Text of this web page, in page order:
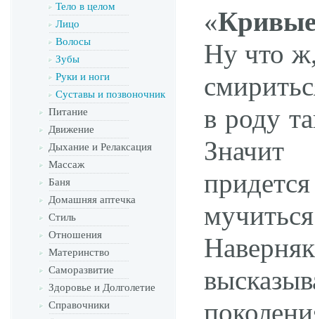
Тело в целом
Лицо
Волосы
Зубы
Руки и ноги
Суставы и позвоночник
Питание
Движение
Дыхание и Релаксация
Массаж
Баня
Домашняя аптечка
Стиль
Отношения
Материнство
Саморазвитие
Здоровье и Долголетие
Справочники
«
Ну что
в роду
придется